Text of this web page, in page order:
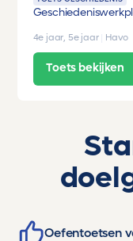
4e jaar, 5e jaar Havo
Toets bekijken
Oefentoetsen